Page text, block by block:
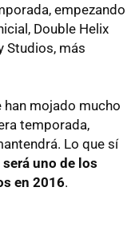
empezando
Double Helix
Studios, más
han mojado mucho
temporada,
Lo que sí
uno de los
en 2016.